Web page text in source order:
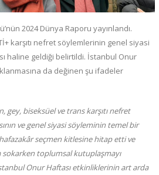
2024 Dünya Raporu yayınlandı.
karşıtı nefret söylemlerinin genel siyasi
haline geldiği belirtildi. İstanbul Onur
da değinen şu ifadeler
gey, biseksüel ve trans karşıtı nefret
ve genel siyasi söyleminin temel bir
seçmen kitlesine hitap etti ve
sokarken toplumsal kutuplaşmayı
Onur Haftası etkinliklerinin art arda